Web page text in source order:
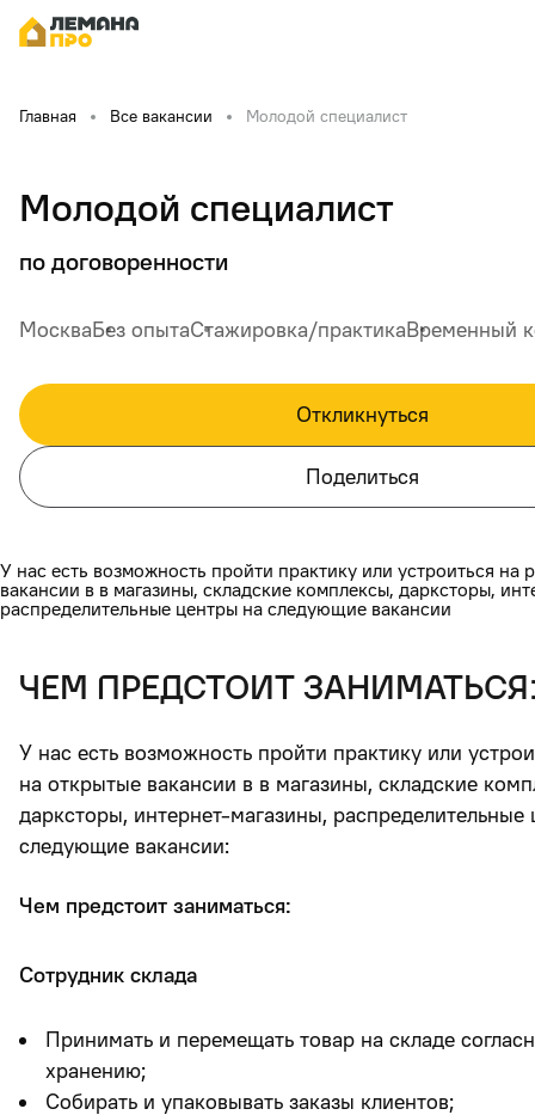
Главная Все вакансии Молодой специалист
Молодой специалист
по договоренности
МоскваБез опытаСтажировка/практикаВременный
Откликнуться
Поделиться
У нас есть возможность пройти практику или устроиться на
вакансии в в магазины, складские комплексы, дарксторы,
распределительные центры на следующие вакансии
чем предстоит
У нас есть возможность пройти практику или
на открытые вакансии в в магазины, складские
дарксторы, интернет-магазины, распределительные
следующие вакансии:
Чем предстоит заниматься:
Сотрудник склада
Принимать и перемещать товар на складе
хранению;
Собирать и упаковывать заказы клиентов;